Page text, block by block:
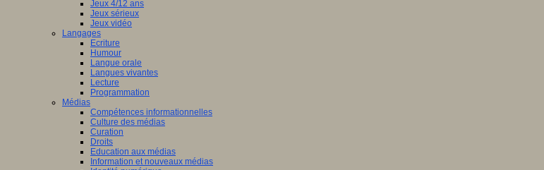
Jeux 4/12 ans
Jeux sérieux
Jeux vidéo
Langages
Ecriture
Humour
Langue orale
Langues vivantes
Lecture
Programmation
Médias
Compétences informationnelles
Culture des médias
Curation
Droits
Education aux médias
Information et nouveaux médias